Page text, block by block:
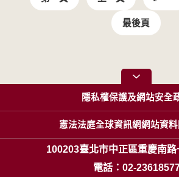
最後頁
隱私權保護及網站安全
憲法法庭全球資訊網網站資
100203臺北市中正區重慶南路
電話：02-